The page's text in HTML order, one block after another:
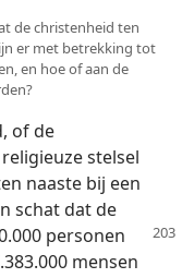
de christenheid ten
er met betrekking tot
en hoe of aan de
of de
stelsel
naaste bij een
schat dat de
personen
mensen